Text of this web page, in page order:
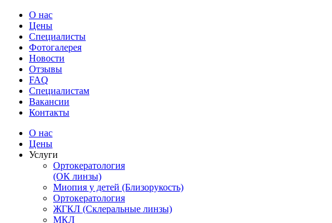
О нас
Цены
Специалисты
Фотогалерея
Новости
Отзывы
FAQ
Специалистам
Вакансии
Контакты
О нас
Цены
Услуги
Ортокератология
(ОК линзы)
Миопия у детей (Близорукость)
Ортокератология
ЖГКЛ (Склеральные линзы)
МКЛ